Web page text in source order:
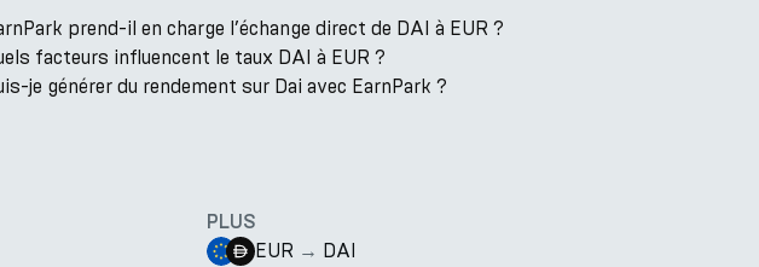
prend-il en charge l’échange direct de DAI à EUR ?
facteurs influencent le taux DAI à EUR ?
je générer du rendement sur Dai avec EarnPark ?
PLUS
EUR → DAI